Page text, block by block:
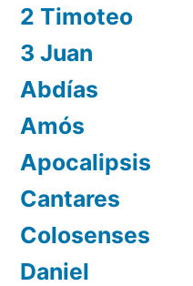
2 Timoteo
3 Juan
Abdías
Amós
Apocalipsis
Cantares
Colosenses
Daniel